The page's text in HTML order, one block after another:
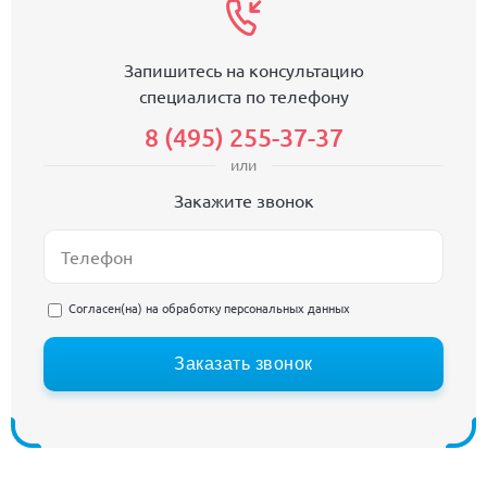
Запишитесь на консультацию
специалиста по телефону
8 (495) 255-37-37
или
Закажите звонок
Согласен(на) на обработку персональных данных
Заказать звонок